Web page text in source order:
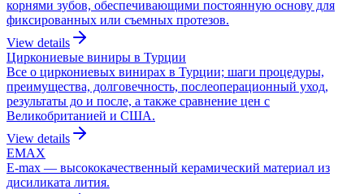
корнями зубов, обеспечивающими постоянную основу для
фиксированных или съемных протезов.
View details
Циркониевые виниры в Турции
Все о циркониевых винирах в Турции; шаги процедуры,
преимущества, долговечность, послеоперационный уход,
результаты до и после, а также сравнение цен с
Великобританией и США.
View details
EMAX
E-max — высококачественный керамический материал из
дисиликата лития.